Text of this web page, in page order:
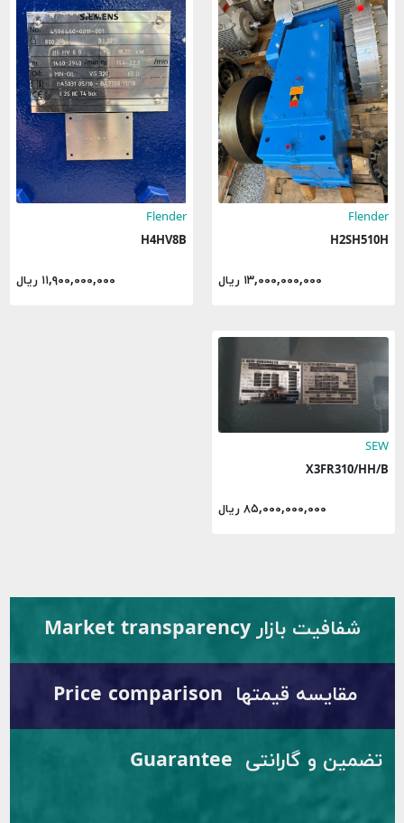
Flender
H2SH510H
۱۳,۰۰۰,۰۰۰,۰۰۰ ریال
Flender
H4HV8B
۱۱,۹۰۰,۰۰۰,۰۰۰ ریال
SEW
X3FR310/HH/B
۸۵,۰۰۰,۰۰۰,۰۰۰ ریال
شفافیت بازار Market transparency
مقایسه قیمتها Price comparison